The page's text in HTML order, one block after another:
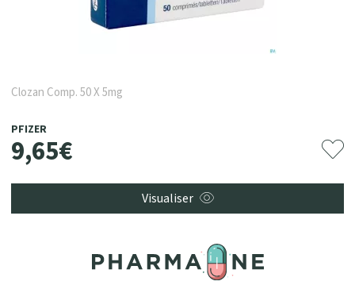
Clozan Comp. 50 X 5mg
PFIZER
9,65€
Visualiser